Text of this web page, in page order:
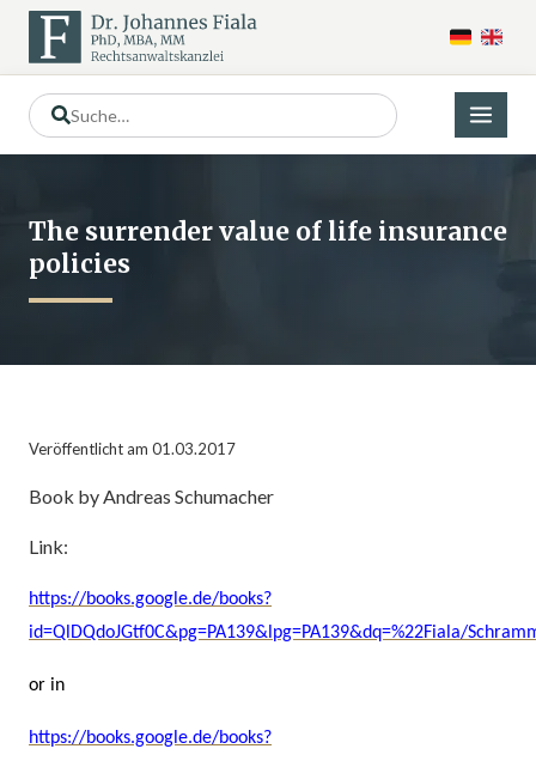
The surrender value of life insurance
policies
Veröffentlicht am 01.03.2017
Book by Andreas Schumacher
Link:
https://books.google.de/books?
id=QlDQdoJGtf0C&pg=PA139&lpg=PA139&dq=%22Fiala/
or in
https://books.google.de/books?